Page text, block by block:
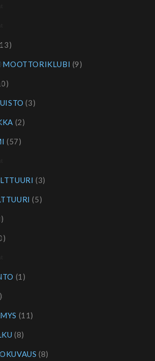
MOOTTORIKLUBI (9)
(3)
(2)
(57)
(3)
(5)
(1)
(11)
(8)
(8)